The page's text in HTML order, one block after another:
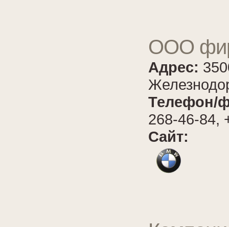
ООО
Адрес:
Телефон/
268-46-84,
Сайт: